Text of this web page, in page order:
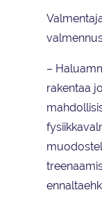
–
rakentaa